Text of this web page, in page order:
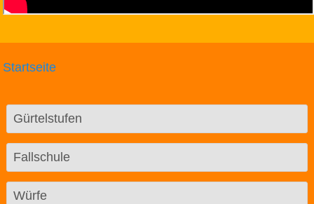
Startseite
Gürtelstufen
Fallschule
Würfe